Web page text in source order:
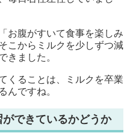
お腹がすいて食事を楽しみ
こからミルクを少しずつ減
きました。
くることは、ミルクを卒業
んですね。
できているかどうか